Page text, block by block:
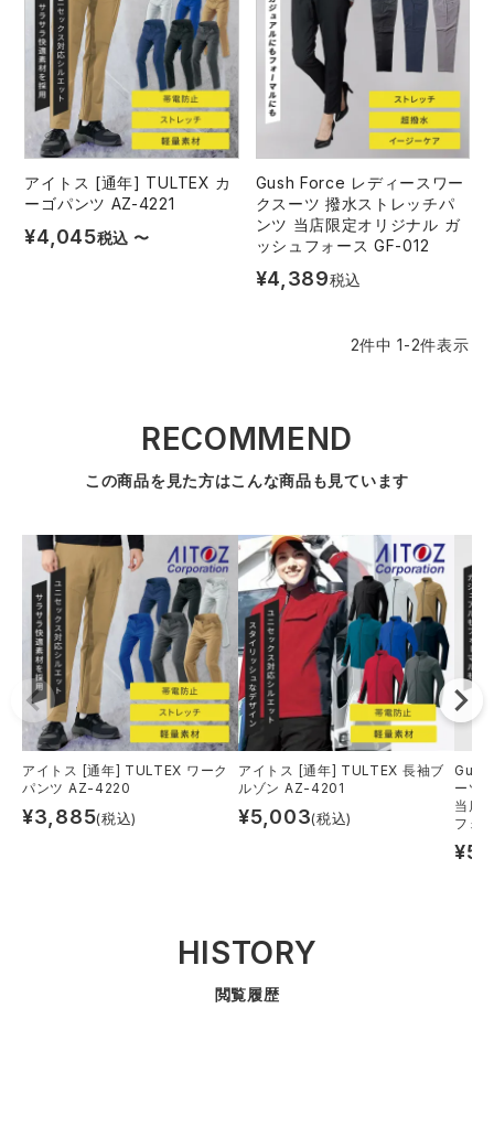
レインウェア・カッパ
ヤッケ
作業用小物・アクセサリー
鞄・バッグ
電熱ウェア・ヒートウェア
作業用手袋ランキング
レインウェアランキング
アイズフロンティア ランキング
TSDESIGN ランキング
ジーベック ランキング
ネーム刺繍・プリント加工対象商品
ニット
ファン付きウェア
防寒
カジュアル
GDジャパン カーシーカシマ
シンメン 日進ゴム
ハイパーV 丸五
ムービンカット グラディエーター
セロリー 大阪支店
サンエス
中塚被服 イーブンリバー
スターライト工業 東洋物産工業
弘進ゴム 藤井電工
福山ゴム工業 ビッグボーン商事株式会社
清掃・ビルメンテ作業服
夜間・高視認性安全服
医療白衣・介護服
アイトス [通年] TULTEX カ
ーゴパンツ AZ-4221
¥4,045税込 〜
Gush Force レディースワー
クスーツ 撥水ストレッチパ
ンツ 当店限定オリジナル ガ
ッシュフォース GF-012
¥4,389税込
2件中 1-2件表示
RECOMMEND
この商品を見た方はこんな商品も見ています
アイトス [通年] TULTEX ワーク
パンツ AZ-4220
¥3,885(税込)
アイトス [通年] TULTEX 長袖ブ
ルゾン AZ-4201
¥5,003(税込)
Gush
ーツ
当店
フォ
¥
HISTORY
閲覧履歴